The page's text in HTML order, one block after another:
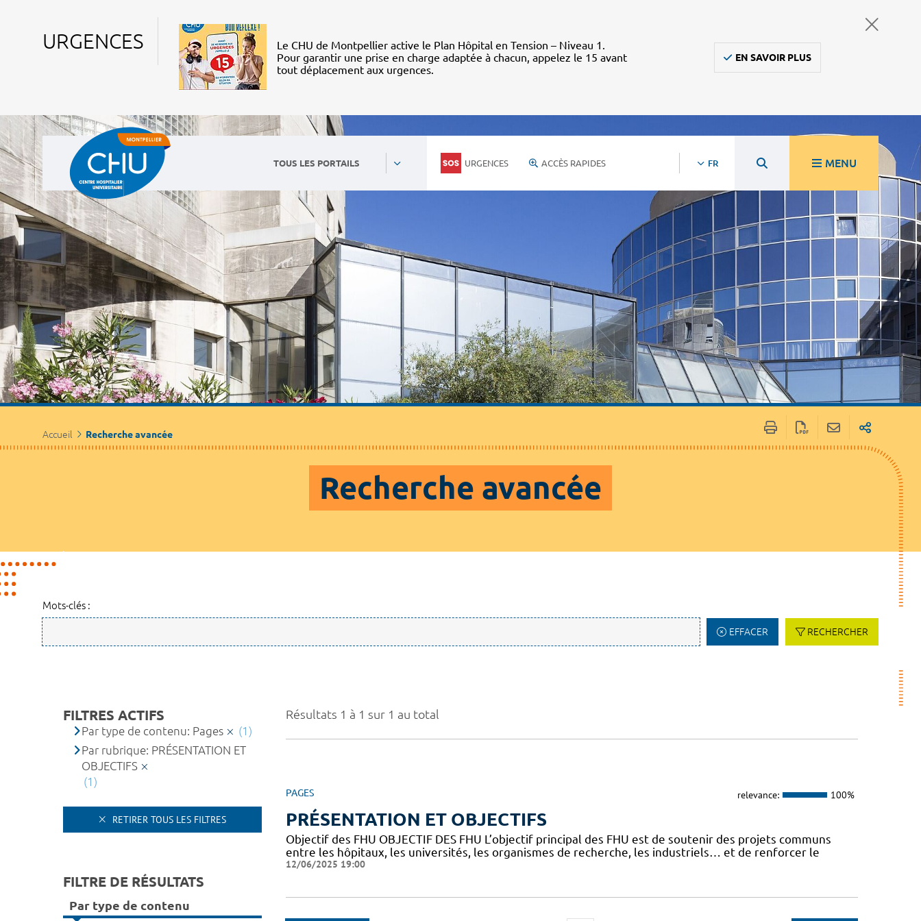
URGENCES
Le CHU de Montpellier active le Plan Hôpital en Tension – Niveau 1.
Pour garantir une prise en charge adaptée à chacun, appelez le 15 avant
tout déplacement aux urgences.
EN SAVOIR PLUS
TOUS LES PORTAILS URGENCES ACCÈS RAPIDES FR MENU
Accueil Recherche avancée
Recherche avancée
Mots-clés :
EFFACER RECHERCHER
Résultats 1 à 1 sur 1 au total
PAGES relevance: 100%
PRÉSENTATION ET OBJECTIFS
Objectif des FHU OBJECTIF DES FHU L’objectif principal des FHU est de soutenir des projets communs
entre les hôpitaux, les universités, les organismes de recherche, les industriels… et de renforcer le
12/06/2025 19:00
FILTRES ACTIFS
Par type de contenu: Pages
(1)
Par rubrique: PRÉSENTATION ET
OBJECTIFS
(1)
RETIRER TOUS LES FILTRES
FILTRE DE RÉSULTATS
Par type de contenu